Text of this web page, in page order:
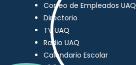
Correo de Empleados UAQ
Directorio
TV UAQ
Radio UAQ
Calendario Escolar